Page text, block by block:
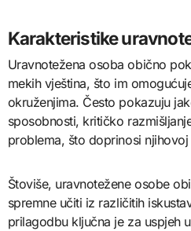
Karakteristike
Uravnotežena osoba obično
mekih vještina, što im
okruženjima. Često pokazuju
sposobnosti, kritičko
problema, što doprinosi njihovoj
Štoviše, uravnotežene osobe
spremne učiti iz različitih
prilagodbu ključna je za uspjeh